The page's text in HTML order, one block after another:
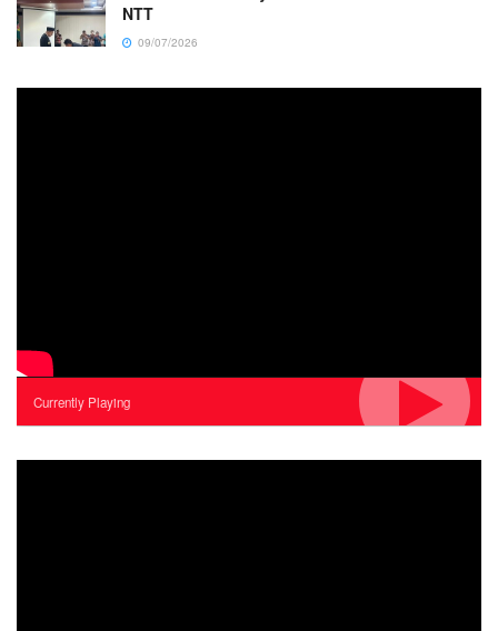
NTT
09/07/2026
Currently Playing